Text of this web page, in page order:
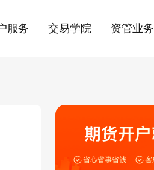
服务 交易学院 资管业务